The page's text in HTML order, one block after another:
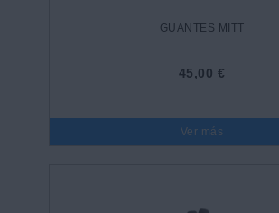
GUANTES MITT
45,00 €
Ver más